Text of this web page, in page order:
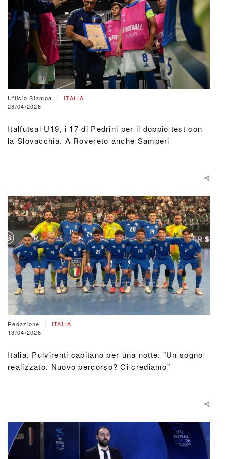
Ufficio Stampa
ITALIA
28/04/2026
Italfutsal U19, i 17 di Pedrini per il doppio test con
la Slovacchia. A Rovereto anche Samperi
Redazione
ITALIA
13/04/2026
Italia, Pulvirenti capitano per una notte: "Un sogno
realizzato. Nuovo percorso? Ci crediamo"